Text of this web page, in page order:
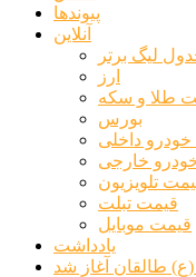
پیوندها
آنلاین
لیگ برتر
ارز
طلا و سکه
بورس
داخلی
خارجی
تلویزیون
قیمت تبلت
قیمت موبایل
یادداشت
طالقان آغاز شد